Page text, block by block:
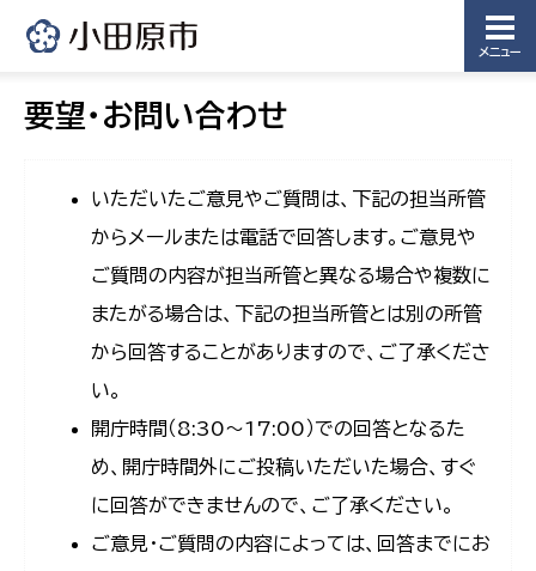
メニュー
要望・お問い合わせ
いただいたご意見やご質問は、下記の担当所管
からメールまたは電話で回答します。ご意見や
ご質問の内容が担当所管と異なる場合や複数に
またがる場合は、下記の担当所管とは別の所管
から回答することがありますので、ご了承くださ
い。
開庁時間（8:30〜17:00）での回答となるた
め、開庁時間外にご投稿いただいた場合、すぐ
に回答ができませんので、ご了承ください。
ご意見・ご質問の内容によっては、回答までにお